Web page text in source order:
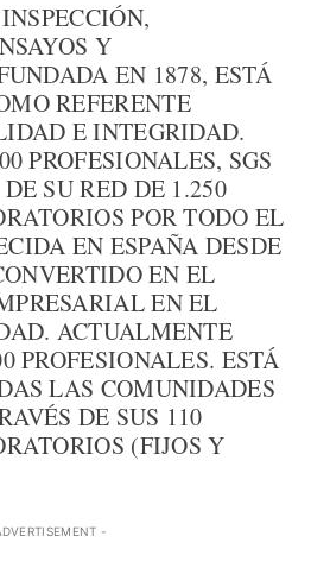
Y
EN 1878, ESTÁ
REFERENTE
E INTEGRIDAD.
PROFESIONALES, SGS
SU RED DE 1.250
POR TODO EL
EN ESPAÑA DESDE
EN EL
EN EL
ACTUALMENTE
PROFESIONALES. ESTÁ
LAS COMUNIDADES
DE SUS 110
(FIJOS Y
-